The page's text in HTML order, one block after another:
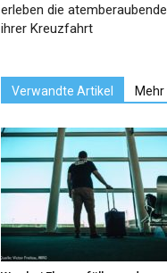
erleben die
ihrer Kreuzfahrt
Verwandte Artikel